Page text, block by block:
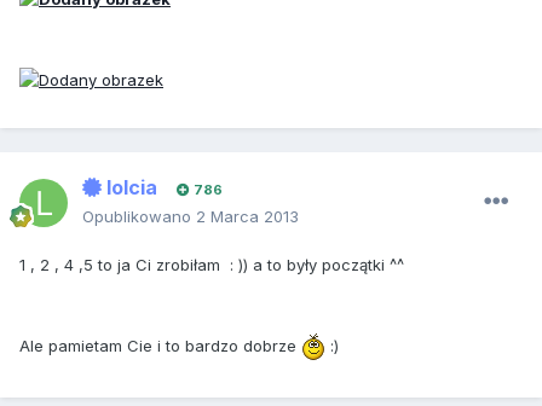
lolcia 786
Opublikowano 2 Marca 2013
1 , 2 , 4 ,5 to ja Ci zrobiłam : )) a to były początki ^^
Ale pamietam Cie i to bardzo dobrze :)